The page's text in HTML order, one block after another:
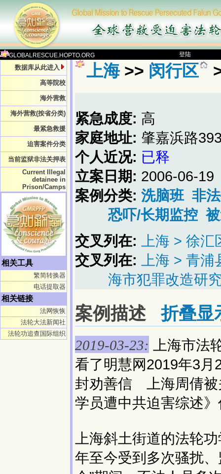
GLOBALRESCUE.HOPTO.ORG 登陆
数据库从此进入
高等院校
海外营救
海外营救(按省分类)
最紧急救援
迫害案件分类
当前监狱非法关押表
Current Illegal
detainee in
Prison/Camps
相关工具
繁简转换器
电话提取器
相关链接
法网恢恢
法轮大法新闻社
法轮功追查国际组织
上海>> 闵行区
紧急成度: 高
家庭地址: 肇嘉浜路
个人近况: 已释
立案日期: 2006-06-19
案例分类: 洗脑班 非
恐吓/长期监控
交叉列在:
上海 > 徐汇
交叉列在:
上海 > 青
海市犯罪改造研
案例描述折叠显
2019-03-23: 上海市法
看了明慧网2019年3月
封劝善信 上海周倩被
学员遭中共迫害综述
上海斜土街道的法轮
年至今受到多次骚扰、